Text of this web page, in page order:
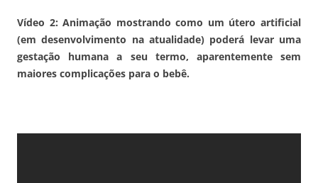
Vídeo 2: Animação mostrando como um útero artificial
(em desenvolvimento na atualidade) poderá levar uma
gestação humana a seu termo, aparentemente sem
maiores complicações para o bebê.